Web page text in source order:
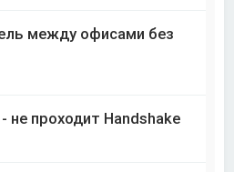
между офисами без
не проходит Handshake